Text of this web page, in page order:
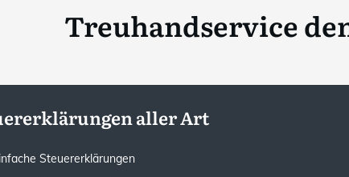
Treuhandservice
aller Art
Steuererklärungen